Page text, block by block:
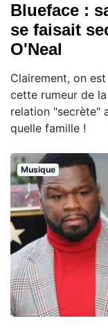
Blueface :
se faisait
O'Neal
Clairement, on
cette rumeur de
relation "secrète"
quelle famille !
Musique